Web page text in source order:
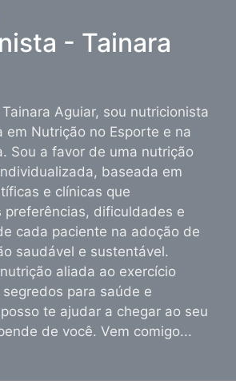
- Tainara
Aguiar, sou nutricionista
em Nutrição no Esporte e na
Sou a favor de uma nutrição
baseada em
e clínicas que
preferências, dificuldades e
cada paciente na adoção de
saudável e sustentável.
aliada ao exercício
para saúde e
te ajudar a chegar ao seu
de você. Vem comigo...